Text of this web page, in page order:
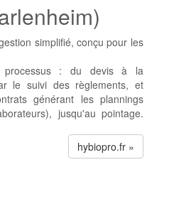
simplifié, conçu pour les
processus : du devis à la
le suivi des règlements, et
générant les plannings
jusqu'au pointage.
hybiopro.fr »